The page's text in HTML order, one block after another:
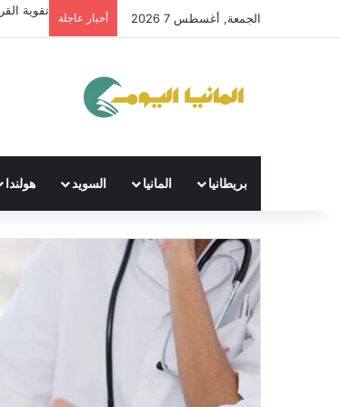
الجمعة, أغسطس 7 2026 أخبار عاجلة
تقوية
بريطانيا المانيا السويد هولندا